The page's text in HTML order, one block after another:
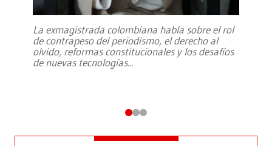
La exmagistrada colombiana habla sobre el rol
de contrapeso del periodismo, el derecho al
olvido, reformas constitucionales y los desafíos
de nuevas tecnologías...